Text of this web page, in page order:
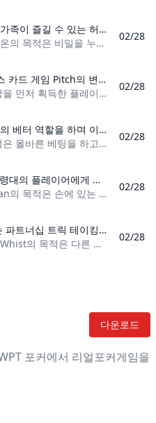
카멜레온 카멜레온은 온 가족이 즐길 수 있는 허세 추리 게임입니다! 각 라운드는 선택한 역할에 따라 두 가지 다른 임무로 구성됩니다. 카멜레온 역할을 그리는 경우, 당신의 목표는 다른 사람들에게 비밀을 유지하여 당신이 알아내기 전에 비밀 단어를 결정하는 것입니다. 당신이 카멜레온이 아니라면, 말을 아끼지 말고 카멜레온이 누구인지 알아내도록 노력해야 합니다! 역할은 게임에 따라 결정되지만 결과는 당신에 의해 결정됩니다!
카멜레온의 목적: 카멜레온의 목적은 비밀을 누설하지 않고 카멜레온의 가면을 벗겨내는 것입니다. 플레이어가 카멜레온이라면 그들의 목표는 다른 플레이어들과 섞여
02/28
피치 6 Pitch Six는 클래스 카드 게임 Pitch의 변형입니다. High, Low, Jack, 6, Last Trick 및 Game을 포함하여 6가지 포인트를 사용할 수 있습니다. 입찰에서 12점 이상을 획득한 첫 번째 플레이어가 승자가 됩니다!
피치 6의 목적: 12점 이상을 먼저 획득한 플레이어가 게임에서 승리합니다. 플레이어 수: 3~6명 내용: 카드 52장, 설명서 게임 유형: 트릭 테이킹 카드 게임 관
02/28
장거리 슛 플레이어는 말의 베터 역할을 하며 이제 베팅 현장에서 자신이 얼마나 좋은지 확인할 때입니다. 플레이어는 자신의 베팅을 비밀로 유지하도록 주의해야 합니다. 그렇지 않으면 다른 사람이 베팅을 훼손할 수 있습니다. 롱샷은 가족 친화적이며 최대 8명의 플레이어가 즐거운 시간을 보낼 수 있는 많은 기회를 제공합니다!
롱샷의 목적: 롱샷의 목적은 올바른 베팅을 하고 다른 플레이어보다 더 많은 돈을 버는 것입니다. 플레이어 수: 3~8명 재료: 말 카드 10개, 말 주사위 1개, 이동 주
02/28
삼판 Sampan은 모든 연령대의 플레이어에게 완벽한 놀랍도록 쉬운 게임입니다. 중국에서 유래되어 어린이 파티 게임으로 가장 잘 알려져 있지만 누구에게나 즐거운 과거의 시간입니다! 게임의 목표는 손에 있는 모든 카드를 없애는 것입니다. 당신이 그것을 가장 먼저 할 수 있다면, 당신은 승리합니다!
SAMPAN의 목적: Sampan의 목적은 손에 있는 모든 카드를 사용하는 것입니다. 플레이어 수: 2~8명 재료: 52개 카드 덱 2개 게임 유형: 어린이 카드 게
02/28
입찰 휘스트 Bid Whist는 파트너십 트릭 테이킹 게임입니다. 이는 2명으로 구성된 팀에 4명의 플레이어가 있다는 의미입니다. 이 팀은 베팅과 승리 트릭을 통해 경쟁하게 됩니다.
BID WHIST의 목적: Bid Whist의 목적은 다른 팀보다 먼저 목표 점수에 도달하는 것입니다. 플레이어 수: 4명 재료: 표준 카드 덱 1개와 조커 2개(빨간색, 검
02/28
다운로드
포커에서 리얼포커게임을